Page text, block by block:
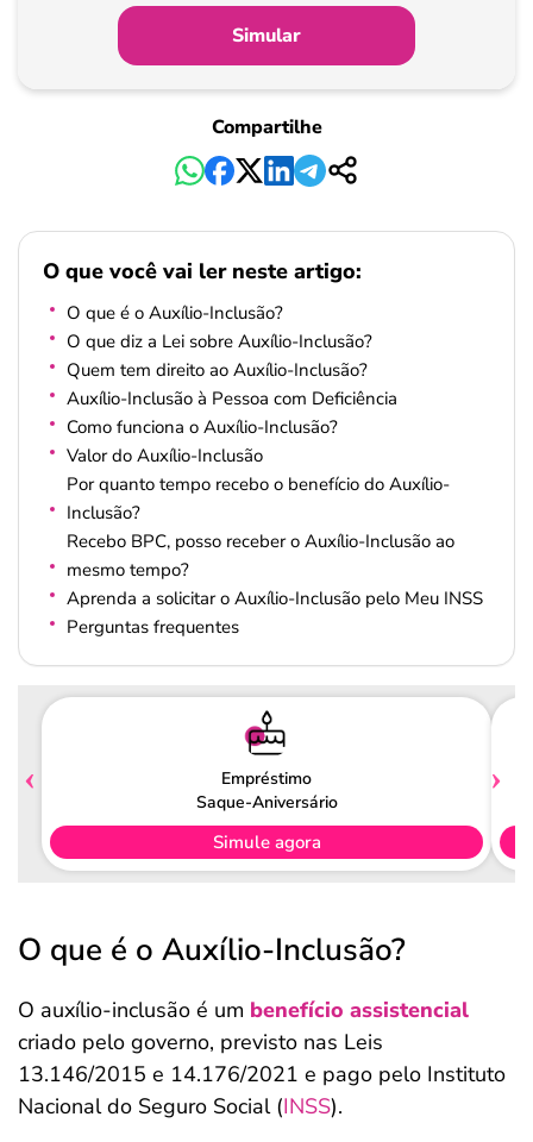
Simular
Compartilhe
O que você vai ler neste artigo:
O que é o Auxílio-Inclusão?
O que diz a Lei sobre Auxílio-Inclusão?
Quem tem direito ao Auxílio-Inclusão?
Auxílio-Inclusão à Pessoa com Deficiência
Como funciona o Auxílio-Inclusão?
Valor do Auxílio-Inclusão
Por quanto tempo recebo o benefício do Auxílio-
Inclusão?
Recebo BPC, posso receber o Auxílio-Inclusão ao
mesmo tempo?
Aprenda a solicitar o Auxílio-Inclusão pelo Meu INSS
Perguntas frequentes
Empréstimo
Saque-Aniversário
Simule agora
O que é o Auxílio-Inclusão?
O auxílio-inclusão é um benefício assistencial
criado pelo governo, previsto nas Leis
13.146/2015 e 14.176/2021 e pago pelo Instituto
Nacional do Seguro Social (INSS).